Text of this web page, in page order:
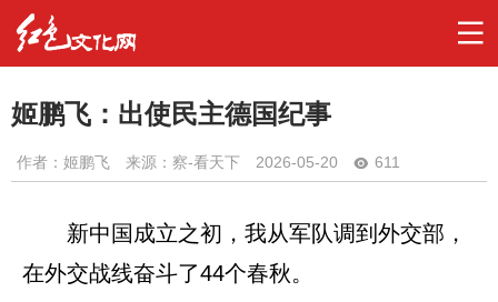
姬鹏飞：出使民主德国纪事
作者： 姬鹏飞 来源：察-看天下 2026-05-20 611
新中国成立之初，我从军队调到外交部，
在外交战线奋斗了44个春秋。